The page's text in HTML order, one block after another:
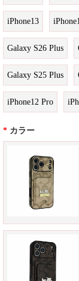
iPhone13
Galaxy S26 Plus
Galaxy S25 Plus
iPhone12 Pro
* カラー